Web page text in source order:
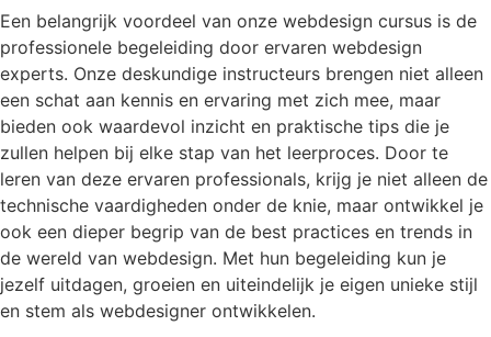
Een belangrijk voordeel van onze webdesign cursus is de
professionele begeleiding door ervaren webdesign
experts. Onze deskundige instructeurs brengen niet alleen
een schat aan kennis en ervaring met zich mee, maar
bieden ook waardevol inzicht en praktische tips die je
zullen helpen bij elke stap van het leerproces. Door te
leren van deze ervaren professionals, krijg je niet alleen de
technische vaardigheden onder de knie, maar ontwikkel je
ook een dieper begrip van de best practices en trends in
de wereld van webdesign. Met hun begeleiding kun je
jezelf uitdagen, groeien en uiteindelijk je eigen unieke stijl
en stem als webdesigner ontwikkelen.